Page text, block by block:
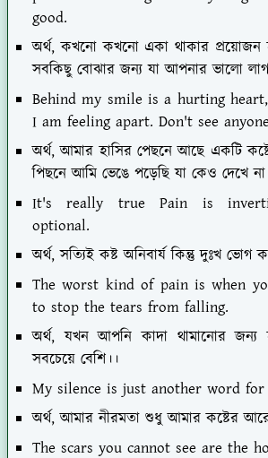
good.
অর্থ, কখনো কখনো একা থাকার প্রয়োজন
সবকিছু বোঝার জন্য যা আপনার ভালো
Behind my smile is a hurting
I am feeling apart. Don't see
অর্থ, আমার হাসির পেছনে আছে একটি
পিছনে আমি ভেঙে পড়েছি যা কেও দেখে
It's really true Pain is
optional.
অর্থ, সত্যিই কষ্ট অনিবার্য কিন্তু দুঃখ ভোগ
The worst kind of pain is when
to stop the tears from falling.
অর্থ, যখন আপনি কাদা থামানোর জন্য
সবচেয়ে বেশি।।
My silence is just another word
অর্থ, আমার নীরমতা শুধু আমার কষ্টের
The scars you cannot see are the